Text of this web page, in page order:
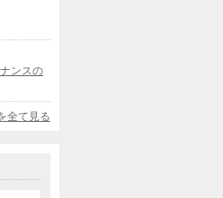
ンスの
全て見る